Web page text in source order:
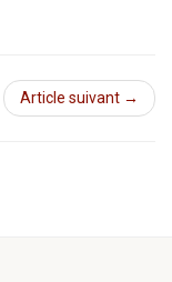
Article suivant →